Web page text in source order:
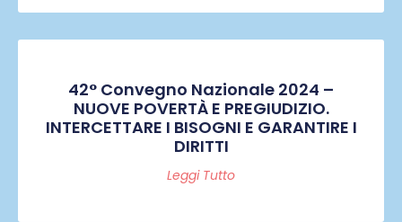
42° Convegno Nazionale 2024 –
NUOVE POVERTÀ E PREGIUDIZIO.
INTERCETTARE I BISOGNI E GARANTIRE I
DIRITTI
Leggi Tutto